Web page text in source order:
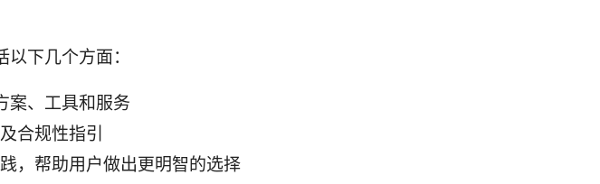
下几个方面：
案、工具和服务
合规性指引
，帮助用户做出更明智的选择